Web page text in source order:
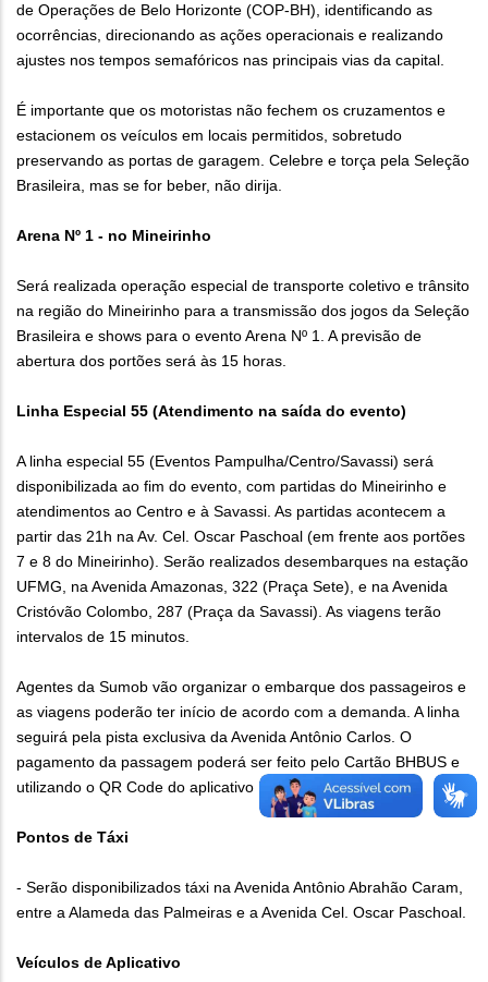
de Operações de Belo Horizonte (COP-BH), identificando as
ocorrências, direcionando as ações operacionais e realizando
ajustes nos tempos semafóricos nas principais vias da capital.
É importante que os motoristas não fechem os cruzamentos e
estacionem os veículos em locais permitidos, sobretudo
preservando as portas de garagem. Celebre e torça pela Seleção
Brasileira, mas se for beber, não dirija.
Arena Nº 1 - no Mineirinho
Será realizada operação especial de transporte coletivo e trânsito
na região do Mineirinho para a transmissão dos jogos da Seleção
Brasileira e shows para o evento Arena Nº 1. A previsão de
abertura dos portões será às 15 horas.
Linha Especial 55 (Atendimento na saída do evento)
A linha especial 55 (Eventos Pampulha/Centro/Savassi) será
disponibilizada ao fim do evento, com partidas do Mineirinho e
atendimentos ao Centro e à Savassi. As partidas acontecem a
partir das 21h na Av. Cel. Oscar Paschoal (em frente aos portões
7 e 8 do Mineirinho). Serão realizados desembarques na estação
UFMG, na Avenida Amazonas, 322 (Praça Sete), e na Avenida
Cristóvão Colombo, 287 (Praça da Savassi). As viagens terão
intervalos de 15 minutos.
Agentes da Sumob vão organizar o embarque dos passageiros e
as viagens poderão ter início de acordo com a demanda. A linha
seguirá pela pista exclusiva da Avenida Antônio Carlos. O
pagamento da passagem poderá ser feito pelo Cartão BHBUS e
utilizando o QR Code do aplicativo BHBUS+ e por dinheiro.
Pontos de Táxi
- Serão disponibilizados táxi na Avenida Antônio Abrahão Caram,
entre a Alameda das Palmeiras e a Avenida Cel. Oscar Paschoal.
Veículos de Aplicativo